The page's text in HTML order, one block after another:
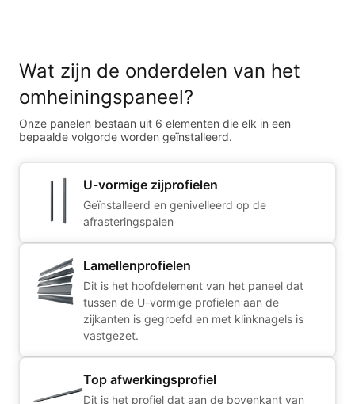
Wat zijn de onderdelen van het
omheiningspaneel?
Onze panelen bestaan uit 6 elementen die elk in een
bepaalde volgorde worden geïnstalleerd.
U-vormige zijprofielen
Geïnstalleerd en genivelleerd op de
afrasteringspalen
Lamellenprofielen
Dit is het hoofdelement van het paneel dat
tussen de U-vormige profielen aan de
zijkanten is gegroefd en met klinknagels is
vastgezet.
Top afwerkingsprofiel
Dit is het profiel dat aan de bovenkant van